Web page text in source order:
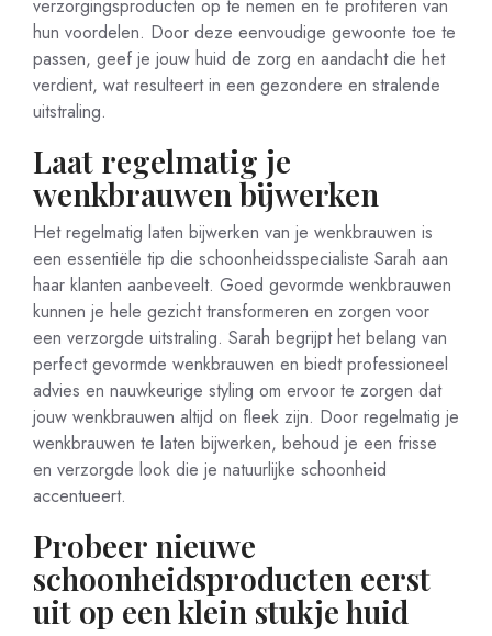
verzorgingsproducten op te nemen en te profiteren van
hun voordelen. Door deze eenvoudige gewoonte toe te
passen, geef je jouw huid de zorg en aandacht die het
verdient, wat resulteert in een gezondere en stralende
uitstraling.
Laat regelmatig je
wenkbrauwen bijwerken
Het regelmatig laten bijwerken van je wenkbrauwen is
een essentiële tip die schoonheidsspecialiste Sarah aan
haar klanten aanbeveelt. Goed gevormde wenkbrauwen
kunnen je hele gezicht transformeren en zorgen voor
een verzorgde uitstraling. Sarah begrijpt het belang van
perfect gevormde wenkbrauwen en biedt professioneel
advies en nauwkeurige styling om ervoor te zorgen dat
jouw wenkbrauwen altijd on fleek zijn. Door regelmatig je
wenkbrauwen te laten bijwerken, behoud je een frisse
en verzorgde look die je natuurlijke schoonheid
accentueert.
Probeer nieuwe
schoonheidsproducten eerst
uit op een klein stukje huid